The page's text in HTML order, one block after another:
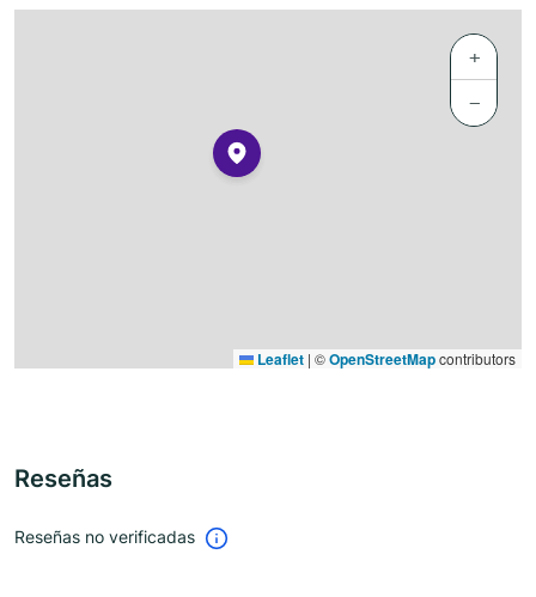
+
−
Leaflet | ©OpenStreetMapcontributors
Reseñas
Reseñas no verificadas